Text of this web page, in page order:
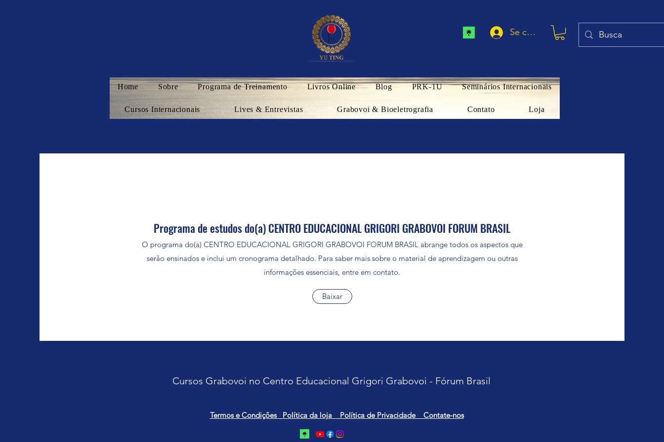
Se connecter
Home Sobre Programa de Treinamento Livros Online Blog PRK-1U Seminários Internacionais
Cursos Internacionais Lives & Entrevistas Grabovoi & Bioeletrografia Contato Loja
Programa de estudos do(a) CENTRO EDUCACIONAL GRIGORI GRABOVOI FORUM BRASIL
O programa do(a) CENTRO EDUCACIONAL GRIGORI GRABOVOI FORUM BRASIL abrange todos os aspectos que
serão ensinados e inclui um cronograma detalhado. Para saber mais sobre o material de aprendizagem ou outras
informações essenciais, entre em contato.
Baixar
Cursos Grabovoi no Centro Educacional Grigori Grabovoi - Fórum Brasil
Termos e Condições Política da loja Política de Privacidade Contate-nos